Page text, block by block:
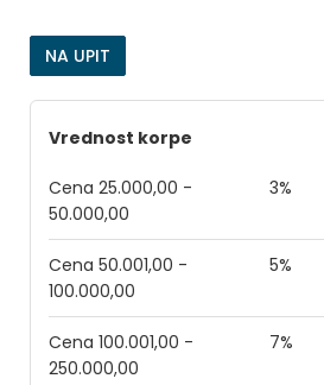
NA UPIT
Vrednost korpe
Cena 25.000,00 -
50.000,00
3%
Cena 50.001,00 -
100.000,00
5%
Cena 100.001,00 -
250.000,00
7%